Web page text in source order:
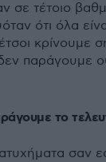
σε τέτοιο
ότι όλα
κρίνουμε
παράγουμε
το
ατυχήματα σαν